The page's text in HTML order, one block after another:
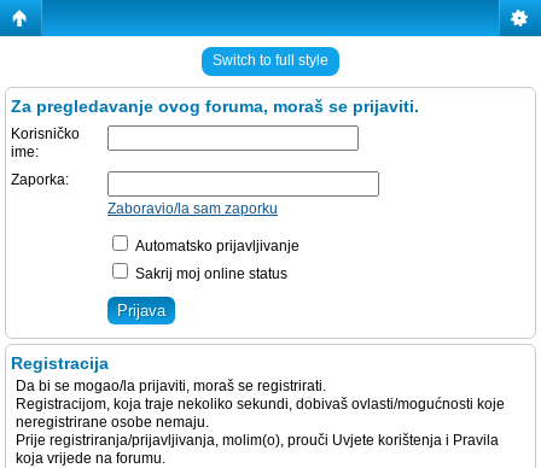
Switch to full style
Za pregledavanje ovog foruma, moraš se prijaviti.
Korisničko
ime:
Zaporka:
Zaboravio/la sam zaporku
Automatsko prijavljivanje
Sakrij moj online status
Registracija
Da bi se mogao/la prijaviti, moraš se registrirati.
Registracijom, koja traje nekoliko sekundi, dobivaš ovlasti/mogućnosti koje
neregistrirane osobe nemaju.
Prije registriranja/prijavljivanja, molim(o), prouči Uvjete korištenja i Pravila
koja vrijede na forumu.